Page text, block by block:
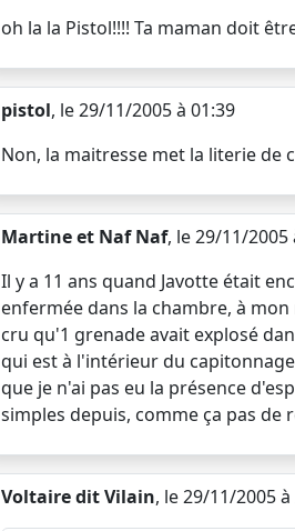
oh la la Pistol!!!! Ta maman doit
pistol, le 29/11/2005 à 01:39
Non, la maitresse met la literie de
Martine et Naf Naf, le 29/11/2005
Il y a 11 ans quand Javotte était
enfermée dans la chambre, à
cru qu'1 grenade avait explosé
qui est à l'intérieur du
que je n'ai pas eu la présence
simples depuis, comme ça pas de
Voltaire dit Vilain, le 29/11/2005 à